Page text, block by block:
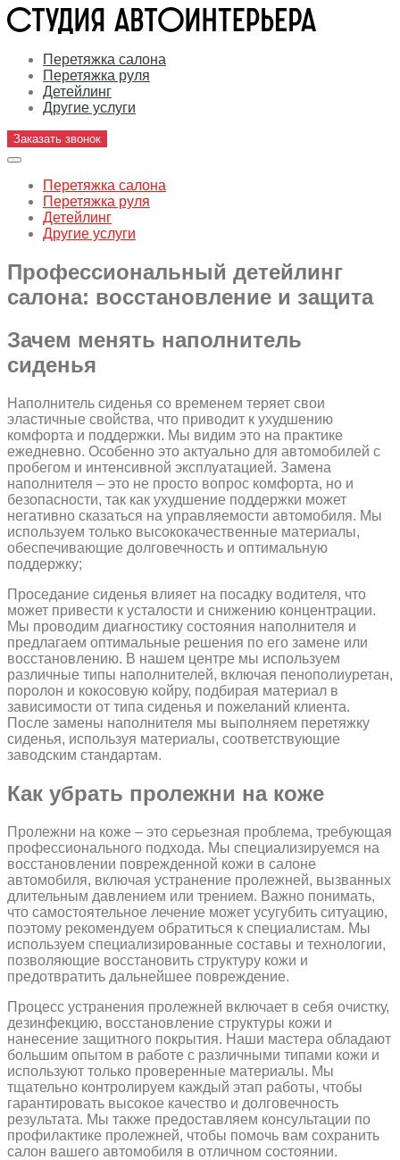
Перетяжка салона
Перетяжка руля
Детейлинг
Другие услуги
Заказать звонок
Перетяжка салона
Перетяжка руля
Детейлинг
Другие услуги
Профессиональный детейлинг
салона: восстановление и защита
Зачем менять наполнитель
сиденья
Наполнитель сиденья со временем теряет свои
эластичные свойства, что приводит к ухудшению
комфорта и поддержки. Мы видим это на практике
ежедневно. Особенно это актуально для автомобилей с
пробегом и интенсивной эксплуатацией. Замена
наполнителя – это не просто вопрос комфорта, но и
безопасности, так как ухудшение поддержки может
негативно сказаться на управляемости автомобиля. Мы
используем только высококачественные материалы,
обеспечивающие долговечность и оптимальную
поддержку;
Проседание сиденья влияет на посадку водителя, что
может привести к усталости и снижению концентрации.
Мы проводим диагностику состояния наполнителя и
предлагаем оптимальные решения по его замене или
восстановлению. В нашем центре мы используем
различные типы наполнителей, включая пенополиуретан,
поролон и кокосовую койру, подбирая материал в
зависимости от типа сиденья и пожеланий клиента.
После замены наполнителя мы выполняем перетяжку
сиденья, используя материалы, соответствующие
заводским стандартам.
Как убрать пролежни на коже
Пролежни на коже – это серьезная проблема, требующая
профессионального подхода. Мы специализируемся на
восстановлении поврежденной кожи в салоне
автомобиля, включая устранение пролежней, вызванных
длительным давлением или трением. Важно понимать,
что самостоятельное лечение может усугубить ситуацию,
поэтому рекомендуем обратиться к специалистам. Мы
используем специализированные составы и технологии,
позволяющие восстановить структуру кожи и
предотвратить дальнейшее повреждение.
Процесс устранения пролежней включает в себя очистку,
дезинфекцию, восстановление структуры кожи и
нанесение защитного покрытия. Наши мастера обладают
большим опытом в работе с различными типами кожи и
используют только проверенные материалы. Мы
тщательно контролируем каждый этап работы, чтобы
гарантировать высокое качество и долговечность
результата. Мы также предоставляем консультации по
профилактике пролежней, чтобы помочь вам сохранить
салон вашего автомобиля в отличном состоянии.